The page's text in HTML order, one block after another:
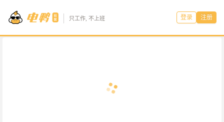
只工作, 不上班 登录 注册